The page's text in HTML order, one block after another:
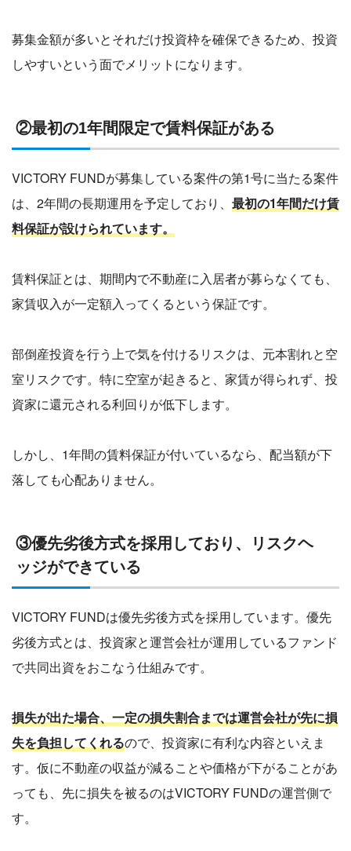
募集金額が多いとそれだけ投資枠を確保できるため、投資
しやすいという面でメリットになります。
②最初の1年間限定で賃料保証がある
VICTORY FUNDが募集している案件の第1号に当たる案件
は、2年間の長期運用を予定しており、 最初の1年間だけ賃
料保証が設けられています。
賃料保証とは、期間内で不動産に入居者が募らなくても、
家賃収入が一定額入ってくるという保証です。
部倒産投資を行う上で気を付けるリスクは、元本割れと空
室リスクです。特に空室が起きると、家賃が得られず、投
資家に還元される利回りが低下します。
しかし、1年間の賃料保証が付いているなら、配当額が下
落しても心配ありません。
③優先劣後方式を採用しており、リスクヘ
ッジができている
VICTORY FUNDは優先劣後方式を採用しています。優先
劣後方式とは、投資家と運営会社が運用しているファンド
で共同出資をおこなう仕組みです。
損失が出た場合、一定の損失割合までは運営会社が先に損
失を負担してくれるので、投資家に有利な内容といえま
す。仮に不動産の収益が減ることや価格が下がることがあ
っても、先に損失を被るのはVICTORY FUNDの運営側で
す。